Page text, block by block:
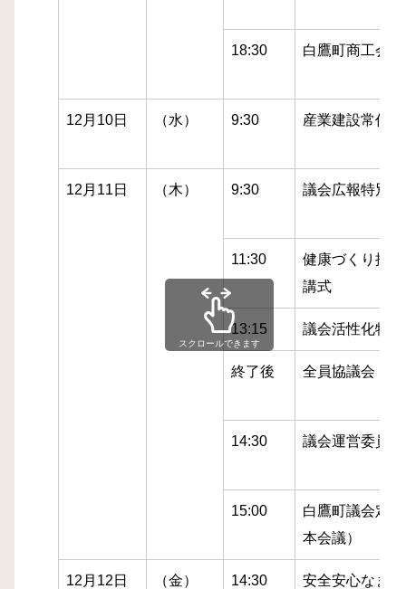
18:30 白鷹町商工会
12月10日 （水） 9:30 産業建設常任
12月11日 （木） 9:30 議会広報特別
11:30
健康づくり推
講式
13:15 議会活性化特
終了後 全員協議会
14:30 議会運営委員会
15:00
白鷹町議会定
本会議）
12月12日 （金） 14:30
安全安心なま
スクロールできます